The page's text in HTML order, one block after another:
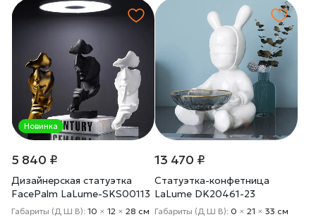
Новинка
5 840 ₽
Дизайнерская статуэтка
FacePalm LaLume-SKS00113
Габариты (Д Ш В): 10 × 12 × 28 cм
13 470 ₽
Статуэтка-конфетница
LaLume DK20461-23
Габариты (Д Ш В): 0 × 21 × 33 cм